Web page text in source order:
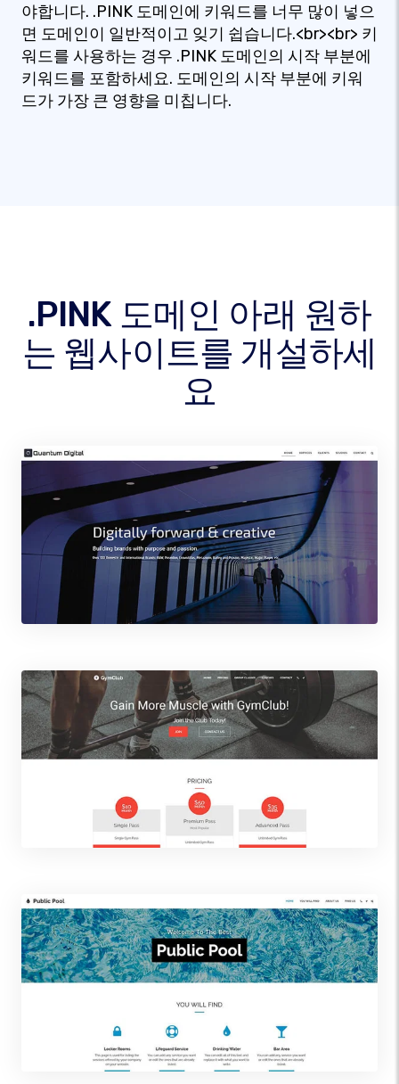
야합니다. .PINK 도메인에 키워드를 너무 많이 넣으
면 도메인이 일반적이고 잊기 쉽습니다.<br><br> 키
워드를 사용하는 경우 .PINK 도메인의 시작 부분에
키워드를 포함하세요. 도메인의 시작 부분에 키워
드가 가장 큰 영향을 미칩니다.
.PINK 도메인 아래 원하
는 웹사이트를 개설하세
요